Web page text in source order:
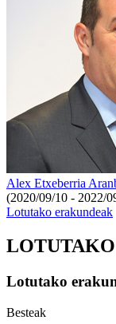
Alex Etxeberria
(2020/09/10 - 2022/
Lotutako erakundeak
Lotutako
Besteak